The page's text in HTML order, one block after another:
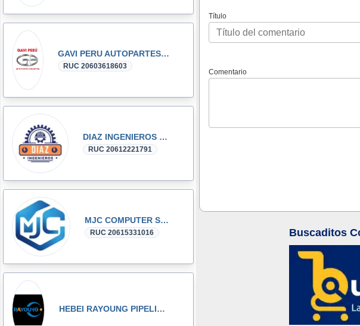
GAVI PERU AUTOPARTES DONGFENG y DFSK GLORY
RUC 20603618603
DIAZ INGENIEROS SRL
RUC 20612221791
MJC COMPUTER SAC
RUC 20615331016
HEBEI RAYOUNG PIPELINE TECHNOLOGY CO., LTD
Título
Comentario
Buscaditos